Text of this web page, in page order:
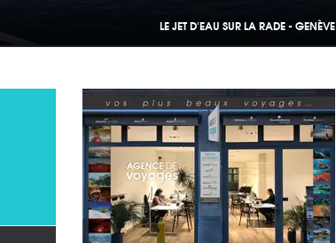
LE JET D'EAU SUR LA RADE - GENÈVE